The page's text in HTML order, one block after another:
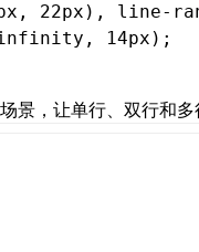
, 22px ), line-
, 14px );
景，让单行、双行和多